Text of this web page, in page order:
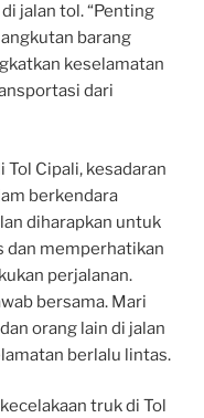
jalan tol. “Penting
barang
keselamatan
dari
Tol Cipali, kesadaran
berkendara
diharapkan untuk
dan memperhatikan
perjalanan.
bersama. Mari
orang lain di jalan
berlalu lintas.
truk di Tol